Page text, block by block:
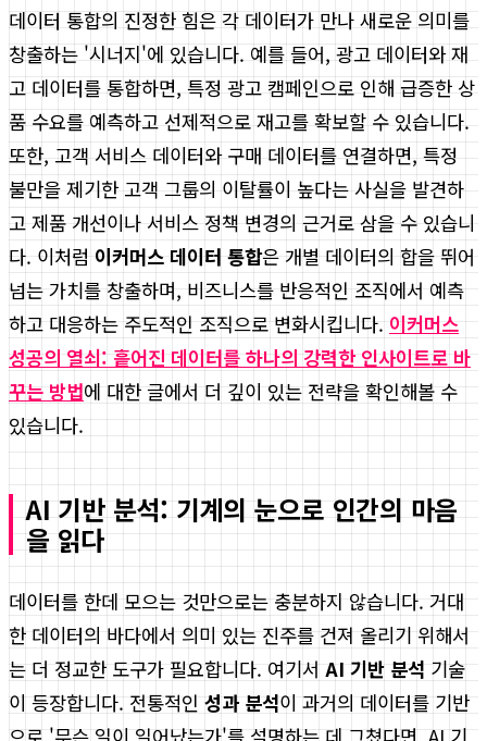
데이터 통합의 진정한 힘은 각 데이터가 만나 새로운 의미를
창출하는 '시너지'에 있습니다. 예를 들어, 광고 데이터와 재
고 데이터를 통합하면, 특정 광고 캠페인으로 인해 급증한 상
품 수요를 예측하고 선제적으로 재고를 확보할 수 있습니다.
또한, 고객 서비스 데이터와 구매 데이터를 연결하면, 특정
불만을 제기한 고객 그룹의 이탈률이 높다는 사실을 발견하
고 제품 개선이나 서비스 정책 변경의 근거로 삼을 수 있습니
다. 이처럼 이커머스 데이터 통합은 개별 데이터의 합을 뛰어
넘는 가치를 창출하며, 비즈니스를 반응적인 조직에서 예측
하고 대응하는 주도적인 조직으로 변화시킵니다. 이커머스
성공의 열쇠: 흩어진 데이터를 하나의 강력한 인사이트로 바
꾸는 방법에 대한 글에서 더 깊이 있는 전략을 확인해볼 수
있습니다.
AI 기반 분석: 기계의 눈으로 인간의 마음
을 읽다
데이터를 한데 모으는 것만으로는 충분하지 않습니다. 거대
한 데이터의 바다에서 의미 있는 진주를 건져 올리기 위해서
는 더 정교한 도구가 필요합니다. 여기서 AI 기반 분석 기술
이 등장합니다. 전통적인 성과 분석이 과거의 데이터를 기반